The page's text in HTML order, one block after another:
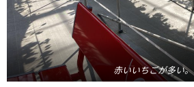
赤いいちごが多い。